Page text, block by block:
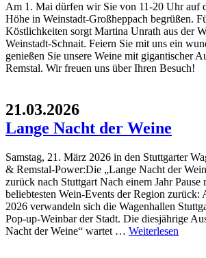
Am 1. Mai dürfen wir Sie von 11-20 Uhr auf
Höhe in Weinstadt-Großheppach begrüßen.
Köstlichkeiten sorgt Martina Unrath aus der
Weinstadt-Schnait. Feiern Sie mit uns ein
genießen Sie unsere Weine mit gigantischer
Remstal. Wir freuen uns über Ihren Besuch!
21.03.2026
Lange Nacht der Weine
Samstag, 21. März 2026 in den Stuttgarter
& Remstal-Power:Die „Lange Nacht der
zurück nach Stuttgart Nach einem Jahr Pause
beliebtesten Wein-Events der Region zurück:
2026 verwandeln sich die Wagenhallen
Pop-up-Weinbar der Stadt. Die diesjährige
Nacht der Weine“ wartet … Weiterlesen